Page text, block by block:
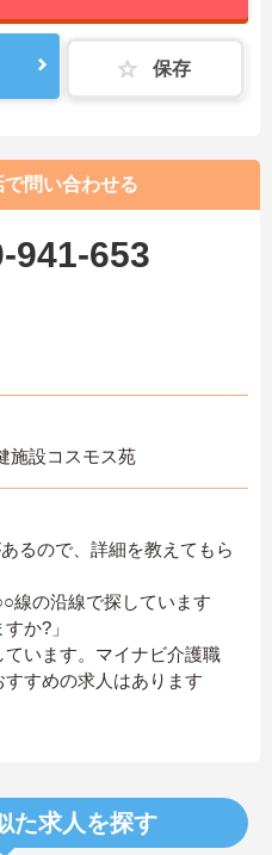
保存
問い合わせる
941-653
施設コスモス苑
るので、詳細を教えてもら
線の沿線で探しています
か?」
ています。マイナビ介護職
すめの求人はあります
た求人を探す